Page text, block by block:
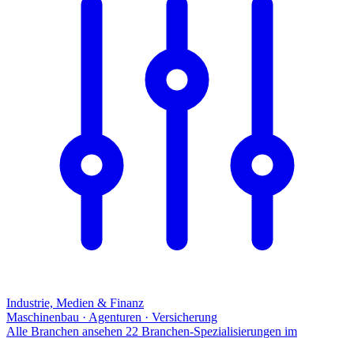
Industrie, Medien & Finanz
Maschinenbau · Agenturen · Versicherung
Alle Branchen ansehen 22 Branchen-Spezialisierungen im